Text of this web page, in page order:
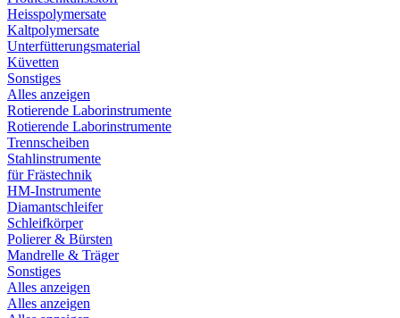
Heisspolymersate
Kaltpolymersate
Unterfütterungsmaterial
Küvetten
Sonstiges
Alles anzeigen
Rotierende Laborinstrumente
Rotierende Laborinstrumente
Trennscheiben
Stahlinstrumente
für Frästechnik
HM-Instrumente
Diamantschleifer
Schleifkörper
Polierer & Bürsten
Mandrelle & Träger
Sonstiges
Alles anzeigen
Alles anzeigen